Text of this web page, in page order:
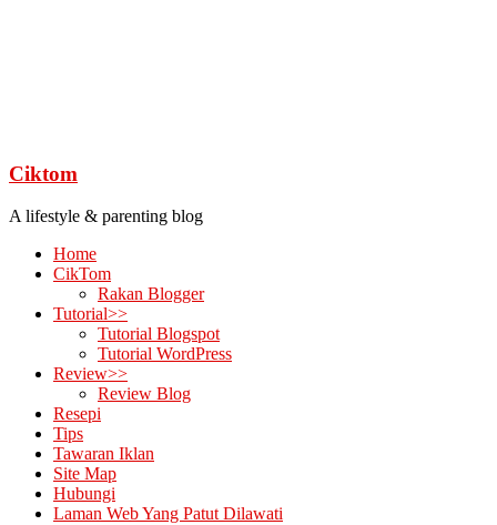
Ciktom
A lifestyle & parenting blog
Home
CikTom
Rakan Blogger
Tutorial>>
Tutorial Blogspot
Tutorial WordPress
Review>>
Review Blog
Resepi
Tips
Tawaran Iklan
Site Map
Hubungi
Laman Web Yang Patut Dilawati